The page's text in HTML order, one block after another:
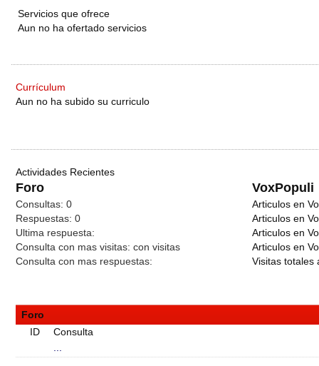
Servicios que ofrece
Aun no ha ofertado servicios
Currículum
Aun no ha subido su curriculo
Actividades Recientes
Foro VoxPopuli
Consultas: 0
Respuestas: 0
Ultima respuesta:
Consulta con mas visitas: con visitas
Consulta con mas respuestas:
Articulos en
Articulos en
Articulos en
Articulos en
Visitas totales
Foro
ID
Consulta